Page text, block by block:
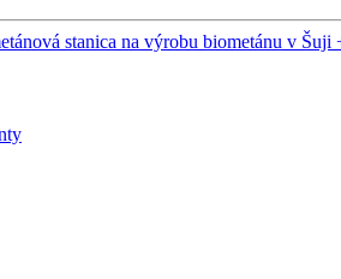
stanica na výrobu biometánu v Šuji